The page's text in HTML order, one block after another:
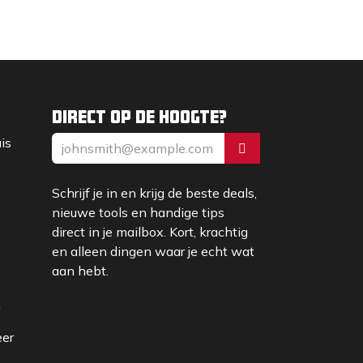
Direct op de hoogte?
Schrijf je in en krijg de beste deals,
nieuwe tools en handige tips
direct in je mailbox. Kort, krachtig
en alleen dingen waar je echt wat
aan hebt.